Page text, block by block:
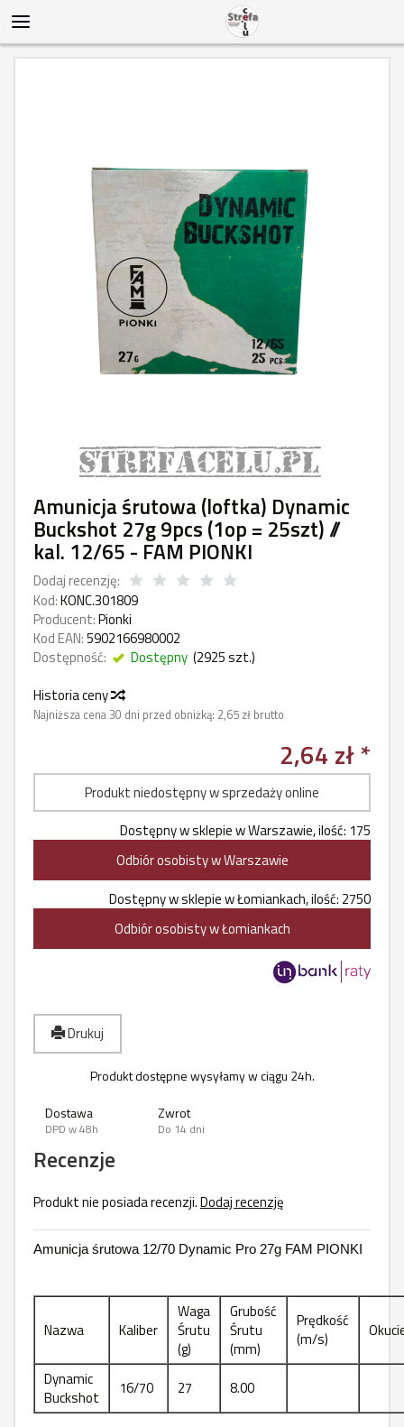
Amunicja śrutowa (loftka) Dynamic
Buckshot 27g 9pcs (1op = 25szt) //
kal. 12/65 - FAM PIONKI
Dodaj recenzję:
Kod:KONC.301809
Producent:Pionki
Kod EAN:5902166980002
Dostępność:
Dostępny (2925szt.)
Historia ceny
Najniższa cena 30 dni przed obniżką: 2,65 zł brutto
2,64 zł *
Produkt niedostępny w sprzedaży online
Dostępny w sklepie w Warszawie, ilość: 175
Odbiór osobisty w Warszawie
Dostępny w sklepie w Łomiankach, ilość: 2750
Odbiór osobisty w Łomiankach
Drukuj
Produkt dostępne wysyłamy w ciągu 24h.
Dostawa
DPD w 48h
Zwrot
Do 14 dni
Recenzje
Produkt nie posiada recenzji.Dodaj recenzję
Amunicja śrutowa 12/70 Dynamic Pro 27g FAM PIONKI
Nazwa Kaliber
Waga
Śrutu
(g)
Grubość
Śrutu
(mm)
Prędkość
(m/s)
Dynamic
Buckshot
16/70 27 8.00